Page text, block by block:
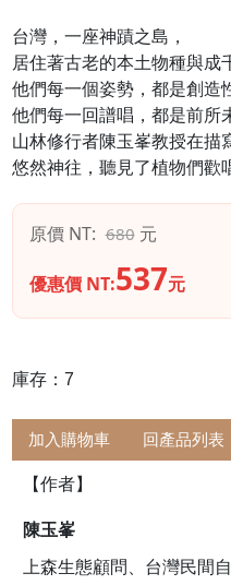
台灣，一座神蹟之島，
居住著古老的本土物種與成
他們每一個姿勢，都是創造
他們每一回譜唱，都是前所
山林修行者陳玉峯教授在描
悠然神往，聽見了植物們歡
原價 NT: 680元
優惠價 NT:537元
庫存：7
加入購物車 回產品列表
【作者】
陳玉峯
上森生態顧問、台灣民間